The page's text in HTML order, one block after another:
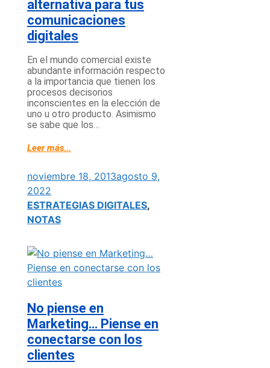
alternativa para tus
comunicaciones
digitales
En el mundo comercial existe
abundante información respecto
a la importancia que tienen los
procesos decisorios
inconscientes en la elección de
uno u otro producto. Asimismo
se sabe que los…
Leer más...
noviembre 18, 2013agosto 9,
2022
ESTRATEGIAS DIGITALES,
NOTAS
No piense en
Marketing… Piense en
conectarse con los
clientes